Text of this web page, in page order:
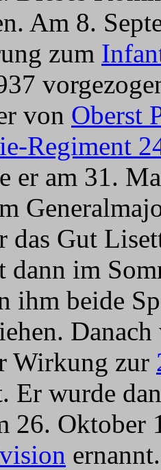
Am 8.
zum
von Oberst
Regiment
er am 31.
das Gut
dann im
ihm beide
Wirkung zur
Er wurde
26. Oktober